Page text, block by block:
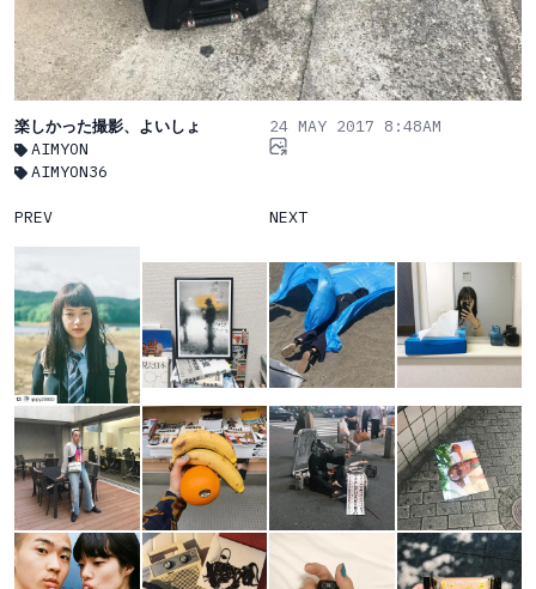
楽しかった撮影、よいしょ
AIMYON
AIMYON36
24 MAY 2017 8:48AM
PREV NEXT